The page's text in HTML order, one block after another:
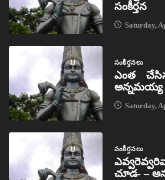
సంకీర్తన
Saturday,
సంకీర్తనలు
ఎంత
అన్నమయ్య
Saturday,
సంకీర్తనలు
చూడ- –